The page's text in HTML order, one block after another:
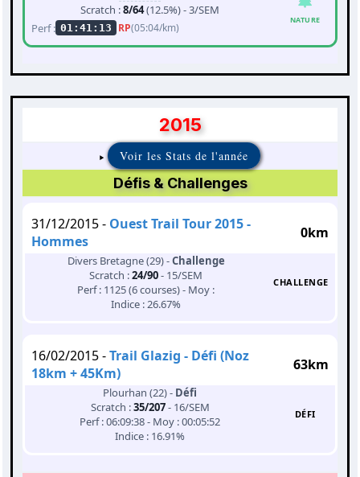
Scratch :8/64(12.5%) - 3/SEM
Perf : 01:41:13 RP(05:04/km)
NATURE
2015
Voir les Stats de l'année
Défis & Challenges
31/12/2015 - Ouest Trail Tour 2015 -
Hommes
0km
Divers Bretagne (29) -Challenge
Scratch :24/90- 15/SEM
Perf : 1125 (6 courses) - Moy :
Indice : 26.67%
CHALLENGE
16/02/2015 -Trail Glazig - Défi (Noz
18km + 45Km)
63km
Plourhan (22) - Défi
Scratch :35/207- 16/SEM
Perf : 06:09:38 - Moy : 00:05:52
Indice : 16.91%
DÉFI